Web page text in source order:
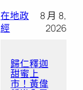
在地政
經
8 月 8,
2026
歸仁釋迦
甜蜜上
市！黃偉